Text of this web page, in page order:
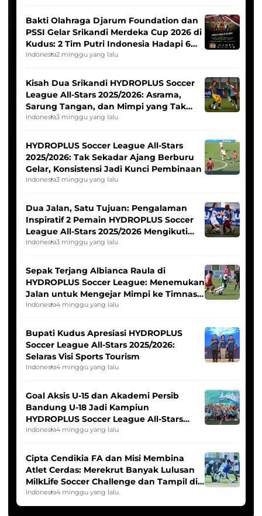
Bakti Olahraga Djarum Foundation dan
PSSI Gelar Srikandi Merdeka Cup 2026 di
Kudus: 2 Tim Putri Indonesia Hadapi 6
Tim Asia
Indonesia2 minggu yang lalu
Kisah Dua Srikandi HYDROPLUS Soccer
League All-Stars 2025/2026: Asrama,
Sarung Tangan, dan Mimpi yang Tak
Pernah Padam
Indonesia3 minggu yang lalu
HYDROPLUS Soccer League All-Stars
2025/2026: Tak Sekadar Ajang Berburu
Gelar, Konsistensi Jadi Kunci Pembinaan
Indonesia3 minggu yang lalu
Dua Jalan, Satu Tujuan: Pengalaman
Inspiratif 2 Pemain HYDROPLUS Soccer
League All-Stars 2025/2026 Mengikuti
Seleksi Timnas Indonesia Putri
Indonesia3 minggu yang lalu
Sepak Terjang Albianca Raula di
HYDROPLUS Soccer League: Menemukan
Jalan untuk Mengejar Mimpi ke Timnas
Indonesia Putri
Indonesia4 minggu yang lalu
Bupati Kudus Apresiasi HYDROPLUS
Soccer League All-Stars 2025/2026:
Selaras Visi Sports Tourism
Indonesia4 minggu yang lalu
Goal Aksis U-15 dan Akademi Persib
Bandung U-18 Jadi Kampiun
HYDROPLUS Soccer League All-Stars
2025/2026
Indonesia4 minggu yang lalu
Cipta Cendikia FA dan Misi Membina
Atlet Cerdas: Merekrut Banyak Lulusan
MilkLife Soccer Challenge dan Tampil di
HYDROPLUS Soccer League
Indonesia4 minggu yang lalu